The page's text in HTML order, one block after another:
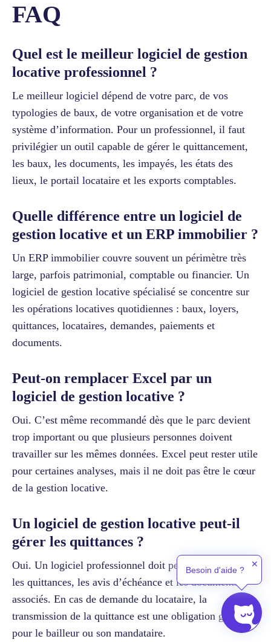
FAQ
Quel est le meilleur logiciel de gestion
locative professionnel ?
Le meilleur logiciel dépend de votre parc, de vos
typologies de baux, de votre organisation et de votre
système d’information. Pour un professionnel, il faut
privilégier un outil capable de gérer le quittancement,
les baux, les documents, les impayés, les états des
lieux, le portail locataire et les exports comptables.
Quelle différence entre un logiciel de
gestion locative et un ERP immobilier ?
Un ERP immobilier couvre souvent un périmètre très
large, parfois patrimonial, comptable ou financier. Un
logiciel de gestion locative spécialisé se concentre sur
les opérations locatives quotidiennes : baux, loyers,
quittances, locataires, demandes, paiements et
documents.
Peut-on remplacer Excel par un
logiciel de gestion locative ?
Oui. C’est même recommandé dès que le parc devient
trop important ou que plusieurs personnes doivent
travailler sur les mêmes données. Excel peut rester utile
pour certaines analyses, mais il ne doit pas être le cœur
de la gestion locative.
Un logiciel de gestion locative peut-il
gérer les quittances ?
Oui. Un logiciel professionnel doit permettre de générer
les quittances, les avis d’échéance et les documents
associés. En cas de demande du locataire, la
transmission de la quittance est une obligation gratuite
pour le bailleur ou son mandataire.
Besoin d'aide ?
✕